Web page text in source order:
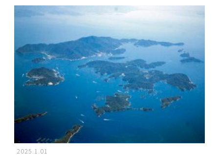
2025.1.01